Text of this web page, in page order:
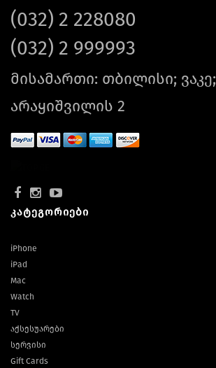
(032) 2 228080
(032) 2 999993
მისამართი: თბილისი; ვაკე;
არაყიშვილის 2
კატეგორიები
iPhone
iPad
Mac
Watch
TV
აქსესუარები
სერვისი
Gift Cards